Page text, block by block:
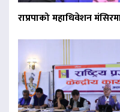
राप्रपाको महाधिवेशन